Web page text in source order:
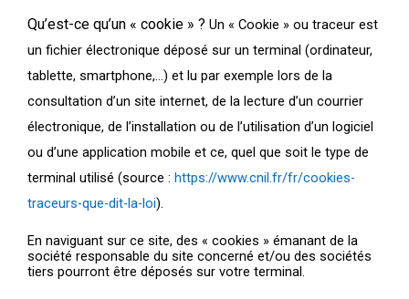
Qu’est-ce qu’un « cookie » ? Un « Cookie » ou traceur est
un fichier électronique déposé sur un terminal (ordinateur,
tablette, smartphone,…) et lu par exemple lors de la
consultation d’un site internet, de la lecture d’un courrier
électronique, de l’installation ou de l’utilisation d’un logiciel
ou d’une application mobile et ce, quel que soit le type de
terminal utilisé (source : https://www.cnil.fr/fr/cookies-
traceurs-que-dit-la-loi).
En naviguant sur ce site, des « cookies » émanant de la
société responsable du site concerné et/ou des sociétés
tiers pourront être déposés sur votre terminal.